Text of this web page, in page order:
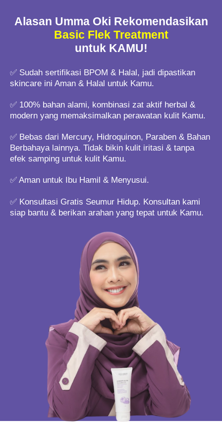
Alasan Umma Oki Rekomendasikan
Basic Flek Treatment
untuk KAMU!
✅ Sudah sertifikasi BPOM & Halal, jadi dipastikan
skincare ini Aman & Halal untuk Kamu.
✅ 100% bahan alami, kombinasi zat aktif herbal &
modern yang memaksimalkan perawatan kulit Kamu.
✅ Bebas dari Mercury, Hidroquinon, Paraben & Bahan
Berbahaya lainnya. Tidak bikin kulit iritasi & tanpa
efek samping untuk kulit Kamu.
✅ Aman untuk Ibu Hamil & Menyusui.
✅ Konsultasi Gratis Seumur Hidup. Konsultan kami
siap bantu & berikan arahan yang tepat untuk Kamu.